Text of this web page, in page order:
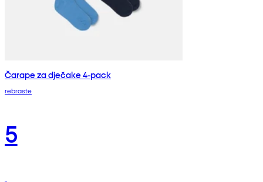
Čarape za dječake 4-pack
rebraste
5